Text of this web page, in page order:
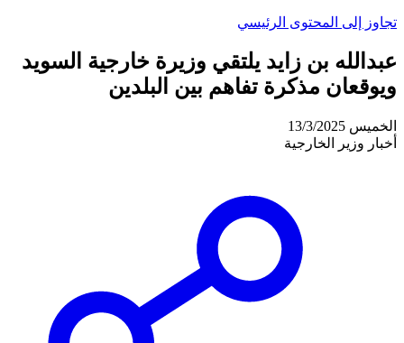
تجاوز إلى المحتوى الرئيسي
عبدالله بن زايد يلتقي وزيرة خارجية السويد
ويوقعان مذكرة تفاهم بين البلدين
الخميس 13/3/2025
أخبار وزير الخارجية